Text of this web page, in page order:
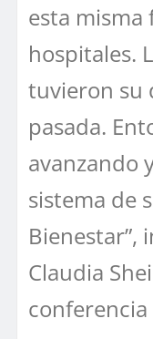
esta misma
hospitales.
tuvieron su
pasada.
avanzando
sistema de
Bienestar”,
Claudia